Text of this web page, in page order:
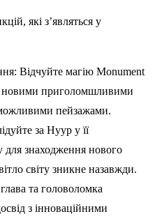
які з’являться у
Відчуйте магію Monument
новими приголомшливими
пейзажами.
за Нуур у її
знаходження нового
світу зникне назавжди.
та головоломка
з інноваційними